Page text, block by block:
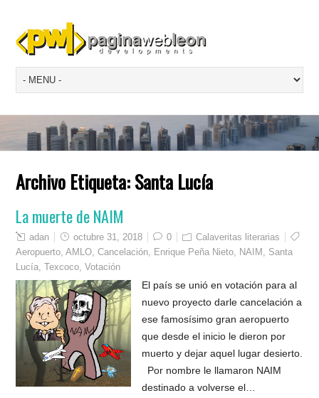
Archivo Etiqueta:Santa Lucía
La muerte de NAIM
adan octubre 31, 2018 0
Calaveritas literarias
Aeropuerto ,AMLO ,Cancelación Enrique Peña Nieto NAIM
Santa
Lucía ,Texcoco ,Votación
El país se unió en votación para al
nuevo proyecto darle cancelación a
ese famosísimo gran aeropuerto
que desde el inicio le dieron por
muerto y dejar aquel lugar desierto.
Por nombre le llamaron NAIM
destinado a volverse el…